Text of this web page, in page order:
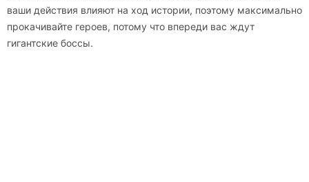
ваши действия влияют на ход истории, поэтому максимально
прокачивайте героев, потому что впереди вас ждут
гигантские боссы.